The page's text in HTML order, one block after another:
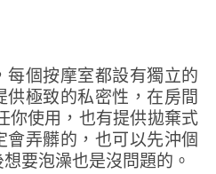
每個按摩室都設有獨立的
供極致的私密性，在房間
你使用，也有提供拋棄式
會弄髒的，也可以先沖個
要泡澡也是沒問題的。